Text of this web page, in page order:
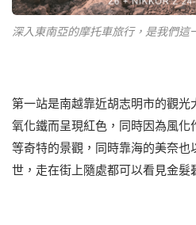
深入東南亞的摩托車旅行，是我們這
第一站是南越靠近胡志明市的觀
氧化鐵而呈現紅色，同時因為風化
等奇特的景觀，同時靠海的美奈也
世，走在街上隨處都可以看見金髮